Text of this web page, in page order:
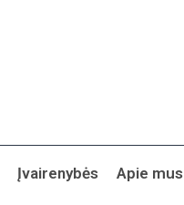
Įvairenybės Apie mus